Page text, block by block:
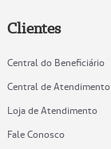
Clientes
Central do Beneficiário
Central de Atendimento
Loja de Atendimento
Fale Conosco